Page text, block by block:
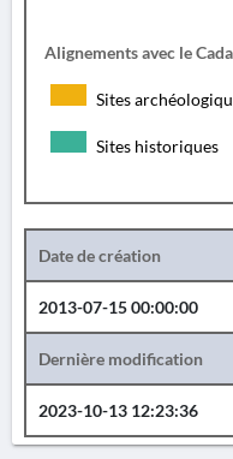
Alignements avec le
Sites
Sites historiques
Date de création
2013-07-15 00:00:00
Dernière modification
2023-10-13 12:23:36